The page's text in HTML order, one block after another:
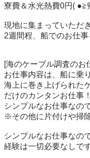
寮費＆水光熱費0円( ●≧
現地に集まっていただき
2週間程、船でのお仕
[海のケーブル調査のお
お仕事内容は、船に乗
海上に巻き上げられた
だけのカンタンお仕事！
シンプルなお仕事なの
※その他に片付けや掃
シンプルなお仕事なの
経験は一切必要なしで